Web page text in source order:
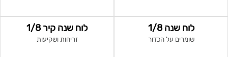
לוח שנה 1/8
שומרים על הכדור
לוח שנה קיר 1/8
זריחות ושקיעות